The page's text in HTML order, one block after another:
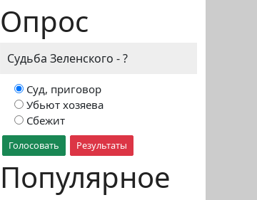
Опрос
Судьба Зеленского - ?
Суд, приговор
Убьют хозяева
Сбежит
Голосовать Результаты
Популярное